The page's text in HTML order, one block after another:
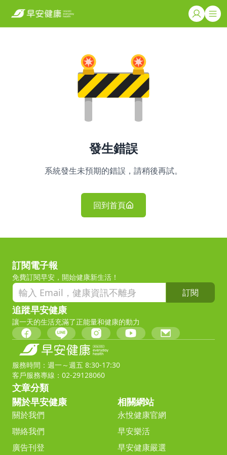
發生錯誤
系統發生未預期的錯誤，請稍後再試。
回到首頁
訂閱電子報
免費訂閱早安，開始健康新生活！
訂閱
追蹤早安健康
讓一天的生活充滿了正能量和健康的動力
服務時間：週一～週五 8:30-17:30
客戶服務專線：02-29128060
文章分類
關於早安健康
關於我們
聯絡我們
廣告刊登
相關網站
永悅健康官網
早安樂活
早安健康嚴選